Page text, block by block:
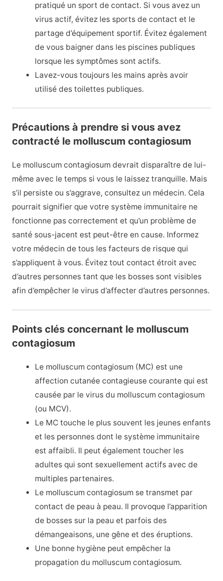
pratiqué un sport de contact. Si vous avez un
virus actif, évitez les sports de contact et le
partage d’équipement sportif. Évitez également
de vous baigner dans les piscines publiques
lorsque les symptômes sont actifs.
Lavez-vous toujours les mains après avoir
utilisé des toilettes publiques.
Précautions à prendre si vous avez
contracté le molluscum contagiosum
Le molluscum contagiosum devrait disparaître de lui-
même avec le temps si vous le laissez tranquille. Mais
s’il persiste ou s’aggrave, consultez un médecin. Cela
pourrait signifier que votre système immunitaire ne
fonctionne pas correctement et qu’un problème de
santé sous-jacent est peut-être en cause. Informez
votre médecin de tous les facteurs de risque qui
s’appliquent à vous. Évitez tout contact étroit avec
d’autres personnes tant que les bosses sont visibles
afin d’empêcher le virus d’affecter d’autres personnes.
Points clés concernant le molluscum
contagiosum
Le molluscum contagiosum (MC) est une
affection cutanée contagieuse courante qui est
causée par le virus du molluscum contagiosum
(ou MCV).
Le MC touche le plus souvent les jeunes enfants
et les personnes dont le système immunitaire
est affaibli. Il peut également toucher les
adultes qui sont sexuellement actifs avec de
multiples partenaires.
Le molluscum contagiosum se transmet par
contact de peau à peau. Il provoque l’apparition
de bosses sur la peau et parfois des
démangeaisons, une gêne et des éruptions.
Une bonne hygiène peut empêcher la
propagation du molluscum contagiosum.